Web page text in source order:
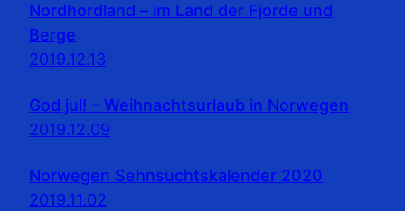
Nordhordland – im Land der Fjorde und
Berge
2019.12.13
God jul! – Weihnachtsurlaub in Norwegen
2019.12.09
Norwegen Sehnsuchtskalender 2020
2019.11.02